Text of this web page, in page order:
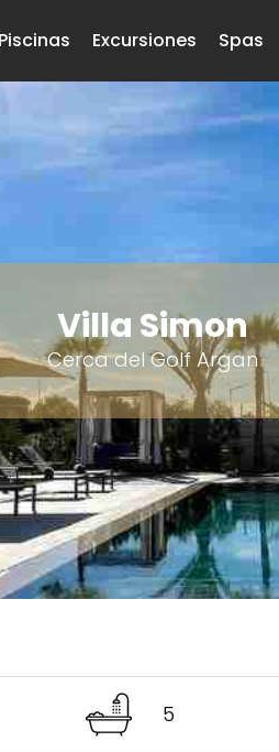
Piscinas Excursiones Spas
Villa Simon
Cerca del Golf Argan
5